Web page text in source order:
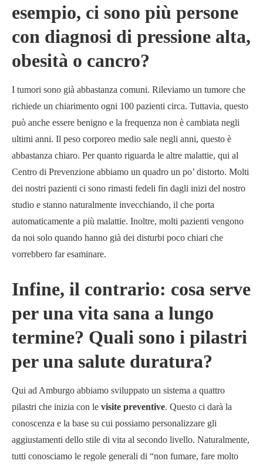
esempio, ci sono più persone
con diagnosi di pressione alta,
obesità o cancro?
I tumori sono già abbastanza comuni. Rileviamo un tumore che
richiede un chiarimento ogni 100 pazienti circa. Tuttavia, questo
può anche essere benigno e la frequenza non è cambiata negli
ultimi anni. Il peso corporeo medio sale negli anni, questo è
abbastanza chiaro. Per quanto riguarda le altre malattie, qui al
Centro di Prevenzione abbiamo un quadro un po’ distorto. Molti
dei nostri pazienti ci sono rimasti fedeli fin dagli inizi del nostro
studio e stanno naturalmente invecchiando, il che porta
automaticamente a più malattie. Inoltre, molti pazienti vengono
da noi solo quando hanno già dei disturbi poco chiari che
vorrebbero far esaminare.
Infine, il contrario: cosa serve
per una vita sana a lungo
termine? Quali sono i pilastri
per una salute duratura?
Qui ad Amburgo abbiamo sviluppato un sistema a quattro
pilastri che inizia con le visite preventive. Questo ci darà la
conoscenza e la base su cui possiamo personalizzare gli
aggiustamenti dello stile di vita al secondo livello. Naturalmente,
tutti conosciamo le regole generali di “non fumare, fare molto